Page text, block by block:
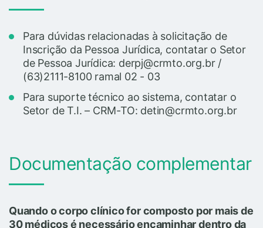
Para dúvidas relacionadas à solicitação de
Inscrição da Pessoa Jurídica, contatar o Setor
de Pessoa Jurídica: derpj@crmto.org.br /
(63)2111-8100 ramal 02 - 03
Para suporte técnico ao sistema, contatar o
Setor de T.I. – CRM-TO: detin@crmto.org.br
Documentação complementar
Quando o corpo clínico for composto por mais de
30 médicos é necessário encaminhar dentro da